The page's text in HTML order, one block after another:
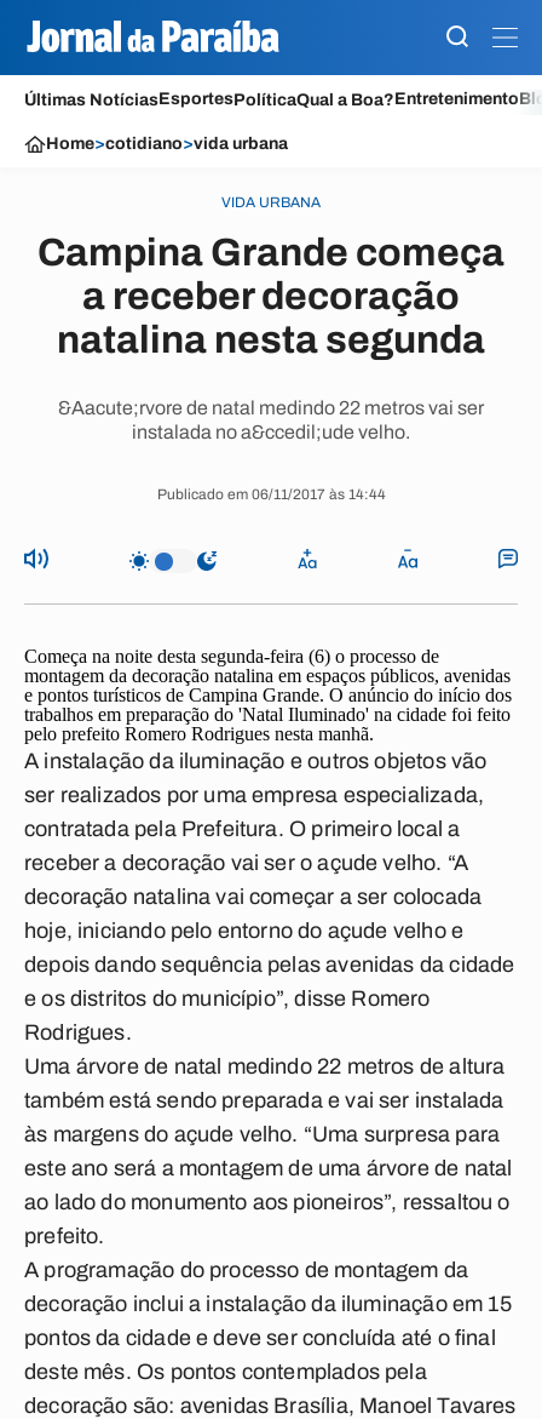
Últimas NotíciasEsportesPolíticaQual a Boa?Entretenimento
Home>cotidiano>vida urbana
VIDA URBANA
Campina Grande começa
a receber decoração
natalina nesta segunda
&Aacute;rvore de natal medindo 22 metros vai ser
instalada no a&ccedil;ude velho.
Publicado em 06/11/2017 às 14:44
Começa na noite desta segunda-feira (6) o processo de
montagem da decoração natalina em espaços públicos, avenidas
e pontos turísticos de Campina Grande. O anúncio do início dos
trabalhos em preparação do 'Natal Iluminado' na cidade foi feito
pelo prefeito Romero Rodrigues nesta manhã.
A instalação da iluminação e outros objetos vão
ser realizados por uma empresa especializada,
contratada pela Prefeitura. O primeiro local a
receber a decoração vai ser o açude velho. “A
decoração natalina vai começar a ser colocada
hoje, iniciando pelo entorno do açude velho e
depois dando sequência pelas avenidas da cidade
e os distritos do município”, disse Romero
Rodrigues.
Uma árvore de natal medindo 22 metros de altura
também está sendo preparada e vai ser instalada
às margens do açude velho. “Uma surpresa para
este ano será a montagem de uma árvore de natal
ao lado do monumento aos pioneiros”, ressaltou o
prefeito.
A programação do processo de montagem da
decoração inclui a instalação da iluminação em 15
pontos da cidade e deve ser concluída até o final
deste mês. Os pontos contemplados pela
decoração são: avenidas Brasília, Manoel Tavares